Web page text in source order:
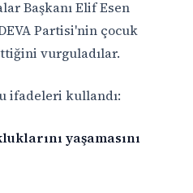
Başkanı Elif Esen
Partisi'nin çocuk
vurguladılar.
ifadeleri kullandı:
yaşamasını